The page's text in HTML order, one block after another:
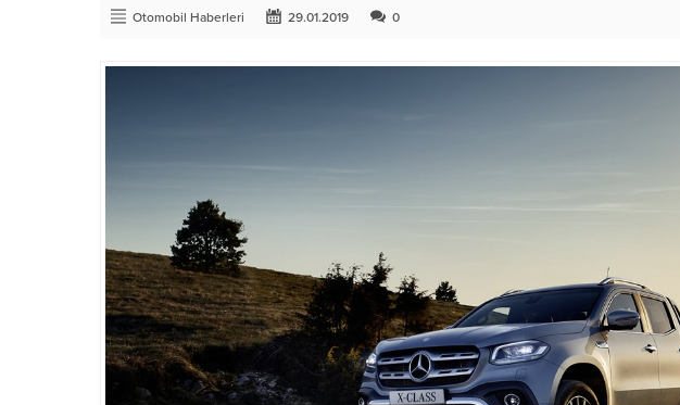
Otomobil Haberleri 29.01.2019 0